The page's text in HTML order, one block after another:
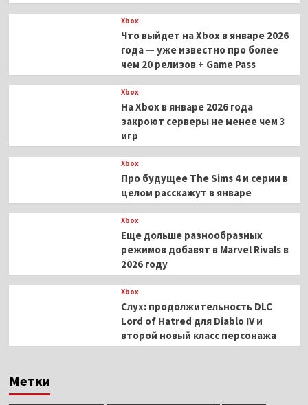
Xbox
Что выйдет на Xbox в январе 2026
года — уже известно про более
чем 20 релизов + Game Pass
Xbox
На Xbox в январе 2026 года
закроют серверы не менее чем 3
игр
Xbox
Про будущее The Sims 4 и серии в
целом расскажут в январе
Xbox
Еще дольше разнообразных
режимов добавят в Marvel Rivals в
2026 году
Xbox
Слух: продолжительность DLC
Lord of Hatred для Diablo IV и
второй новый класс персонажа
Метки